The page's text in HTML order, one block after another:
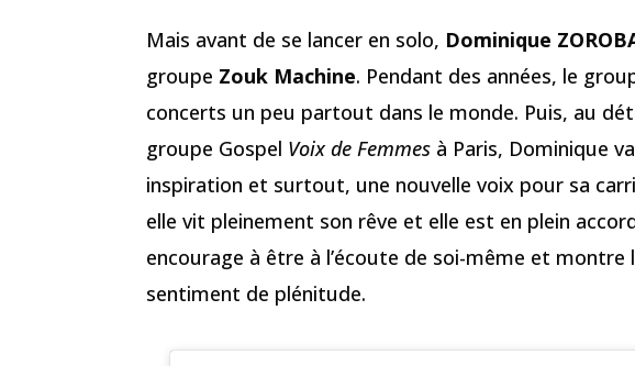
Mais avant de se lancer en solo, Dominique
groupe Zouk Machine. Pendant des années, le
concerts un peu partout dans le monde. Puis, au
groupe Gospel Voix de Femmes à Paris, Dominique
inspiration et surtout, une nouvelle voix pour sa
elle vit pleinement son rêve et elle est en plein
encourage à être à l’écoute de soi-même et montre
sentiment de plénitude.